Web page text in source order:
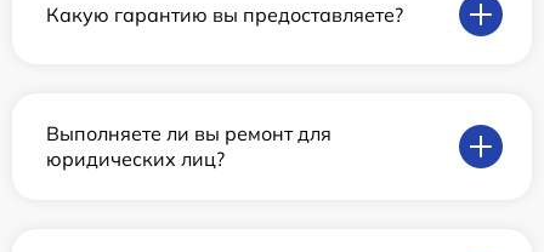
Какую гарантию вы предоставляете?
Выполняете ли вы ремонт для
юридических лиц?